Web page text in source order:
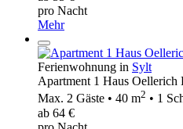
pro Nacht
Mehr
Ferienwohnung in Sylt
Apartment 1 Haus Oellerich
Max. 2 Gäste • 40 m2 • 1
ab 64 €